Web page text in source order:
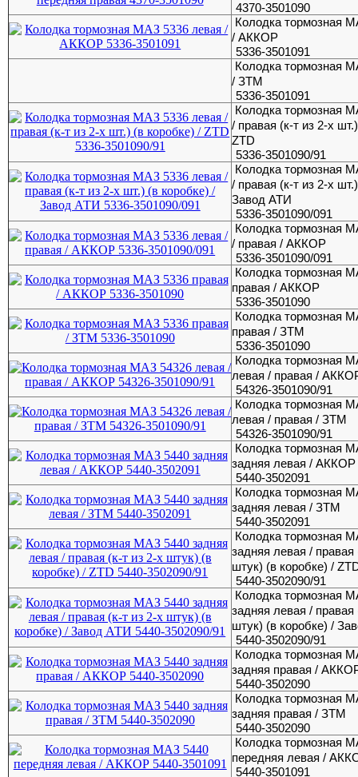
4370-3501090
Колодка тормозная
/ АККОР
5336-3501091
Колодка тормозная
/ ЗТМ
5336-3501091
Колодка тормозная
/ правая (к-т из 2-х
ZTD
5336-3501090/91
Колодка тормозная
/ правая (к-т из 2-х
Завод АТИ
5336-3501090/091
Колодка тормозная
/ правая / АККОР
5336-3501090/091
Колодка тормозная
правая / АККОР
5336-3501090
Колодка тормозная
правая / ЗТМ
5336-3501090
Колодка тормозная
левая / правая /
54326-3501090/91
Колодка тормозная
левая / правая / ЗТМ
54326-3501090/91
Колодка тормозная
задняя левая / АККОР
5440-3502091
Колодка тормозная
задняя левая / ЗТМ
5440-3502091
Колодка тормозная
задняя левая / правая
штук) (в коробке) /
5440-3502090/91
Колодка тормозная
задняя левая / правая
штук) (в коробке) /
5440-3502090/91
Колодка тормозная
задняя правая /
5440-3502090
Колодка тормозная
задняя правая / ЗТМ
5440-3502090
Колодка тормозная
передняя левая /
5440-3501091